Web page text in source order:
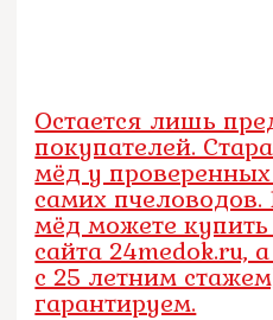
Остается лишь
покупателей.
мёд у
самих пчеловодов.
мёд можете
сайта 24medok.ru,
с 25 летним
гарантируем.